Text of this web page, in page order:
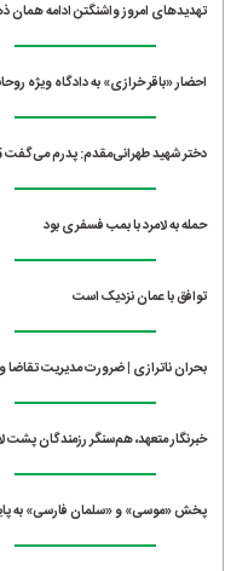
تهدیدهای امروز واشنگتن ادامه
احضار «باقر خرازی» به دادگاه ویژه
دختر شهید طهرانی‌مقدم: پدرم می‌گفت 15 سال بعد همه می‌فهمند چه کرده‌ایم
حمله به لامرد با بمب فسفری بود
توافق با عمان نزدیک است
بحران ناترازی | ضرورت مدیریت تقاضا
خبرنگار متعهد، هم‌سنگر رزمندگان پشت
پخش «موسی» و «سلمان فارسی» به